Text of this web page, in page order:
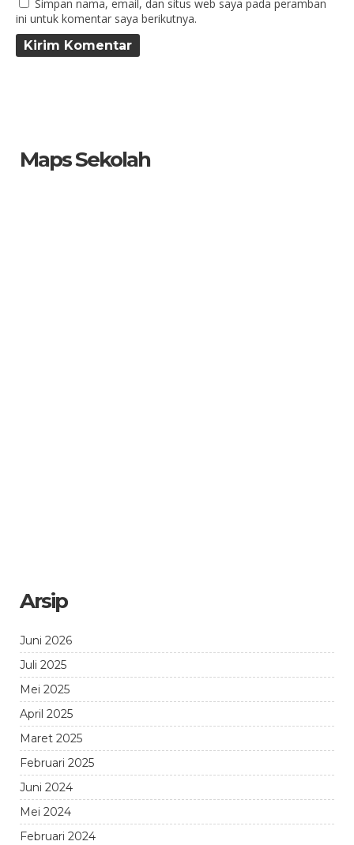
Simpan nama, email, dan situs web saya pada peramban
ini untuk komentar saya berikutnya.
Maps Sekolah
Arsip
Juni 2026
Juli 2025
Mei 2025
April 2025
Maret 2025
Februari 2025
Juni 2024
Mei 2024
Februari 2024